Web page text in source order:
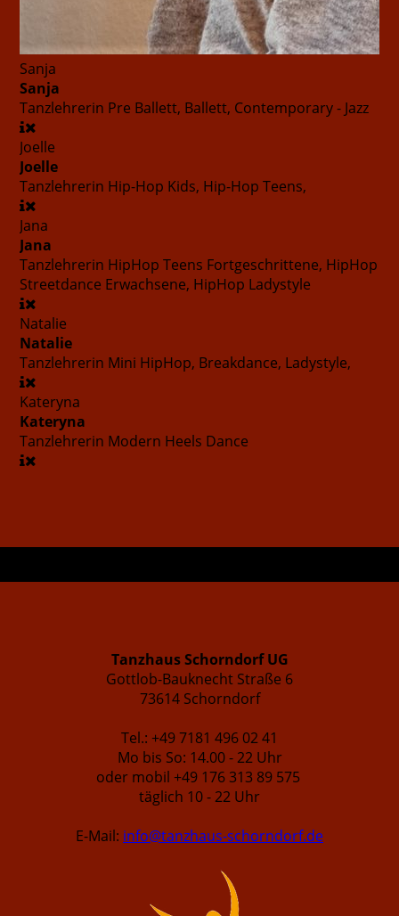
Sanja
Sanja
Tanzlehrerin Pre Ballett, Ballett, Contemporary - Jazz
Joelle
Joelle
Tanzlehrerin Hip-Hop Kids, Hip-Hop Teens,
Jana
Jana
Tanzlehrerin HipHop Teens Fortgeschrittene, HipHop
Streetdance Erwachsene, HipHop Ladystyle
Natalie
Natalie
Tanzlehrerin Mini HipHop, Breakdance, Ladystyle,
Kateryna
Kateryna
Tanzlehrerin Modern Heels Dance
Tanzhaus Schorndorf UG
Gottlob-Bauknecht Straße 6
73614 Schorndorf
Tel.: +49 7181 496 02 41
Mo bis So: 14.00 - 22 Uhr
oder mobil +49 176 313 89 575
täglich 10 - 22 Uhr
E-Mail: info@tanzhaus-schorndorf.de